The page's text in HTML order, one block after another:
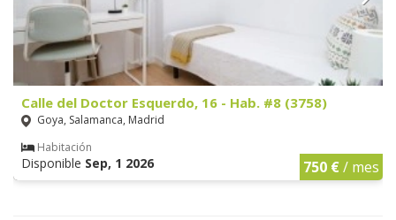
Calle del Doctor Esquerdo, 16 - Hab. #8 (3758)
Goya, Salamanca, Madrid
Habitación
Disponible Sep, 1 2026 750 €/ mes